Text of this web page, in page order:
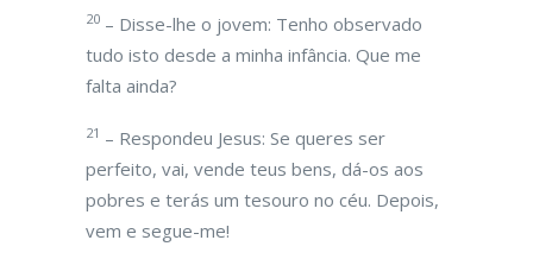
20 – Disse-lhe o jovem: Tenho observado
tudo isto desde a minha infância. Que me
falta ainda?
21 – Respondeu Jesus: Se queres ser
perfeito, vai, vende teus bens, dá-os aos
pobres e terás um tesouro no céu. Depois,
vem e segue-me!